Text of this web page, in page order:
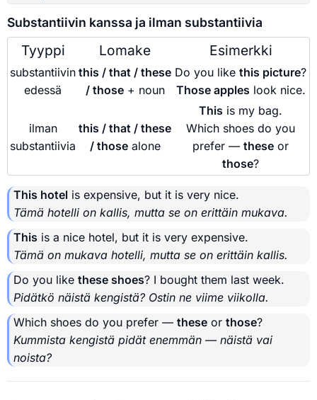
Substantiivin kanssa ja ilman substantiivia
Tyyppi Lomake Esimerkki
substantiivin
edessä
this / that / these
/ those+ noun
Do you like this picture?
Those apples look nice.
ilman
substantiivia
this / that / these
/ thosealone
This is my bag.
Which shoes do you
prefer — these or
those?
This hotel is expensive, but it is very nice.
Tämä hotelli on kallis, mutta se on erittäin mukava.
This is a nice hotel, but it is very expensive.
Tämä on mukava hotelli, mutta se on erittäin kallis.
Do you like these shoes? I bought them last week.
Pidätkö näistä kengistä? Ostin ne viime viikolla.
Which shoes do you prefer — these or those?
Kummista kengistä pidät enemmän — näistä vai
noista?